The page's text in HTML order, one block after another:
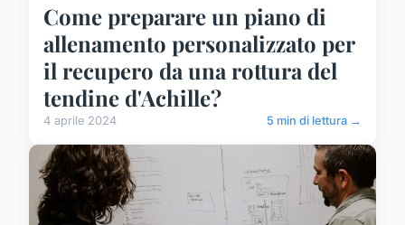
Come preparare un piano di
allenamento personalizzato per
il recupero da una rottura del
tendine d'Achille?
4 aprile 2024 5 min di lettura →